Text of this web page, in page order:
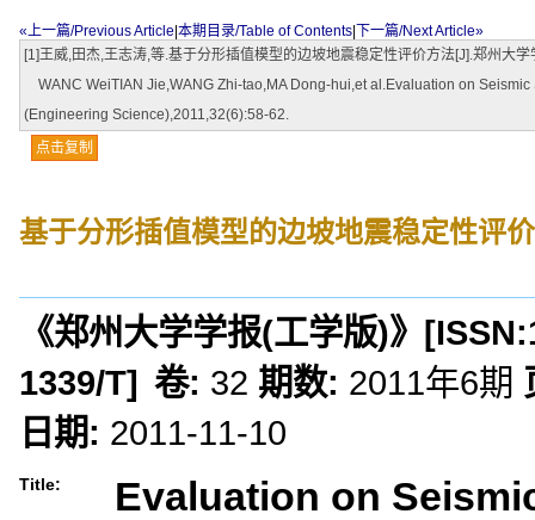
«上一篇/Previous Article 本期目录/Table of Contents
下一篇/Next Article»
[1]王威,田杰,王志涛,等.基于分形插值模型的边坡地震稳定性评价方法[J].郑州大
WANC WeiTIAN Jie,WANG Zhi-tao,MA Dong-hui,et al.Evaluation on
(Engineering Science),2011,32(6):58-62.
点击复制
基于分形插值模型的边坡地震稳定性评
《郑州大学学报(工学版)》 [ISSN:
1339/T] 卷: 32 期数: 2011年6期
日期: 2011-11-10
Title:
Evaluation on